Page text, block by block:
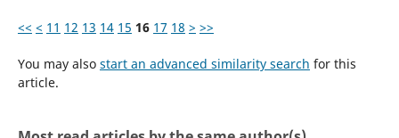
<< < 11 12 13 14 15 16 17 18 > >>
You may also start an advanced similarity search for this
article.